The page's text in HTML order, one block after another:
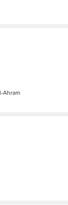
Ahram